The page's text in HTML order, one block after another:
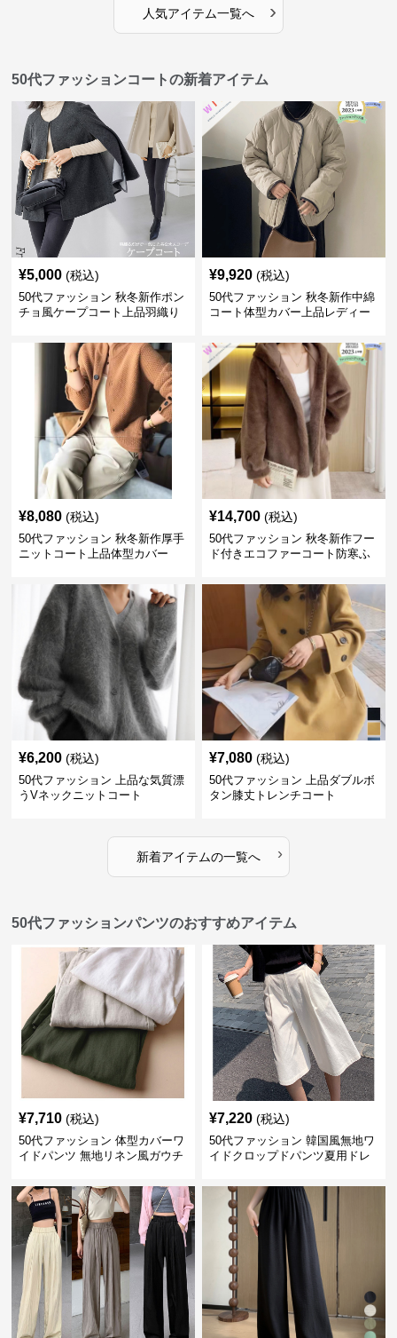
人気アイテム一覧へ ›
50代ファッションコートの新着アイテム
¥5,000 (税込)
50代ファッション 秋冬新作ポン
チョ風ケープコート上品羽織り
¥9,920 (税込)
50代ファッション 秋冬新作中綿
コート体型カバー上品レディー
¥8,080 (税込)
50代ファッション 秋冬新作厚手
ニットコート上品体型カバー
¥14,700 (税込)
50代ファッション 秋冬新作フー
ド付きエコファーコート防寒ふ
¥6,200 (税込)
50代ファッション 上品な気質漂
うVネックニットコート
¥7,080 (税込)
50代ファッション 上品ダブルボ
タン膝丈トレンチコート
新着アイテムの一覧へ ›
50代ファッションパンツのおすすめアイテム
¥7,710 (税込)
50代ファッション 体型カバーワ
イドパンツ 無地リネン風ガウチ
¥7,220 (税込)
50代ファッション 韓国風無地ワ
イドクロップドパンツ夏用ドレ